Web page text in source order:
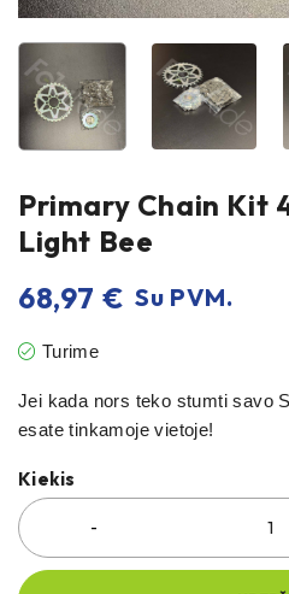
Primary Chain Kit
Light Bee
68,97 € Su PVM.
Turime
Jei kada nors teko stumti savo
esate tinkamoje vietoje!
Kiekis